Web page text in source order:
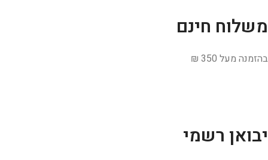
משלוח חינם
בהזמנה מעל 350 ₪
יבואן רשמי